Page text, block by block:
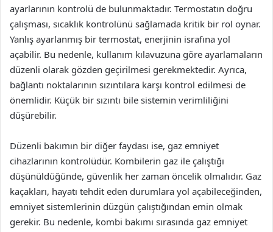
ayarlarının kontrolü de bulunmaktadır. Termostatın doğru
çalışması, sıcaklık kontrolünü sağlamada kritik bir rol oynar.
Yanlış ayarlanmış bir termostat, enerjinin israfına yol
açabilir. Bu nedenle, kullanım kılavuzuna göre ayarlamaların
düzenli olarak gözden geçirilmesi gerekmektedir. Ayrıca,
bağlantı noktalarının sızıntılara karşı kontrol edilmesi de
önemlidir. Küçük bir sızıntı bile sistemin verimliliğini
düşürebilir.
Düzenli bakımın bir diğer faydası ise, gaz emniyet
cihazlarının kontrolüdür. Kombilerin gaz ile çalıştığı
düşünüldüğünde, güvenlik her zaman öncelik olmalıdır. Gaz
kaçakları, hayatı tehdit eden durumlara yol açabileceğinden,
emniyet sistemlerinin düzgün çalıştığından emin olmak
gerekir. Bu nedenle, kombi bakımı sırasında gaz emniyet